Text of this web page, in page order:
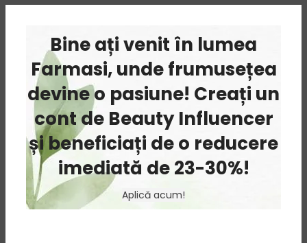
Bine ați venit în lumea
Farmasi, unde frumusețea
devine o pasiune! Creați un
cont de Beauty Influencer
și beneficiați de o reducere
imediată de 23-30%!
Aplică acum!
Ritual de ingrijire
Dr. C. Tuna Arbore
de Ceai